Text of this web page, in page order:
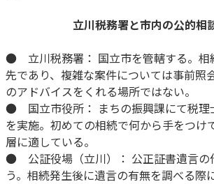
立川税務署と市内の公的相
● 立川税務署： 国立市を管轄する。相
先であり、複雑な案件については事前照
のアドバイスをくれる場所ではない。
● 国立市役所： まちの振興課にて税理
を実施。初めての相続で何から手をつけ
層に適している。
● 公証役場（立川）： 公正証書遺言の
う。相続発生後に遺言の有無を調べる際